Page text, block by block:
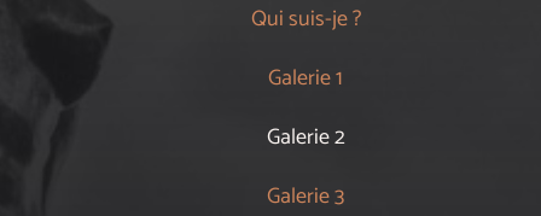
Qui suis-je ?
Galerie 1
Galerie 2
Galerie 3